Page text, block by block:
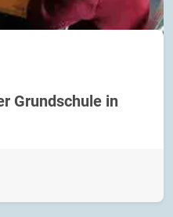
Grundschule in